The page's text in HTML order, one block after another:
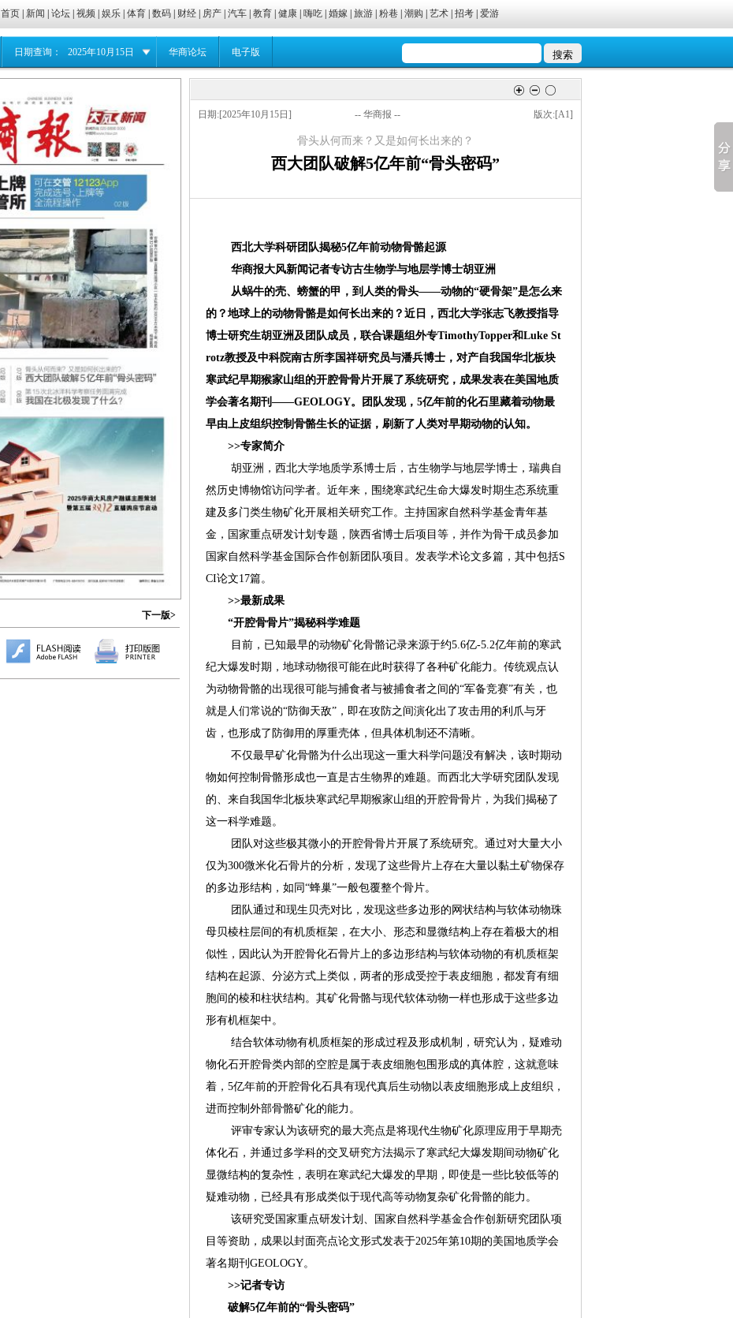
首页| 新闻 论坛| 视频| 娱乐| 体育| 数码| 财经| 房产| 汽车| 教育| 健康| 嗨吃| 婚嫁| 旅游| 粉巷| 潮购 艺术| 招考| 爱游
日期查询： 2025年10月15日 华商论坛 电子版
下一版>
日期:[2025年10月15日] -- 华商报 -- 版次:[A1]
骨头从何而来？又是如何长出来的？
西大团队破解5亿年前“骨头密码”
西北大学科研团队揭秘5亿年前动物骨骼起源
华商报大风新闻记者专访古生物学与地层学博士胡亚洲
从蜗牛的壳、螃蟹的甲，到人类的骨头——动物的“硬骨架”是怎么来
的？地球上的动物骨骼是如何长出来的？近日，西北大学张志飞教授指导
博士研究生胡亚洲及团队成员，联合课题组外专TimothyTopper和Luke St
rotz教授及中科院南古所李国祥研究员与潘兵博士，对产自我国华北板块
寒武纪早期猴家山组的开腔骨骨片开展了系统研究，成果发表在美国地质
学会著名期刊——GEOLOGY。团队发现，5亿年前的化石里藏着动物最
早由上皮组织控制骨骼生长的证据，刷新了人类对早期动物的认知。
>>专家简介
胡亚洲，西北大学地质学系博士后，古生物学与地层学博士，瑞典自
然历史博物馆访问学者。近年来，围绕寒武纪生命大爆发时期生态系统重
建及多门类生物矿化开展相关研究工作。主持国家自然科学基金青年基
金，国家重点研发计划专题，陕西省博士后项目等，并作为骨干成员参加
国家自然科学基金国际合作创新团队项目。发表学术论文多篇，其中包括S
CI论文17篇。
>>最新成果
“开腔骨骨片”揭秘科学难题
目前，已知最早的动物矿化骨骼记录来源于约5.6亿-5.2亿年前的寒武
纪大爆发时期，地球动物很可能在此时获得了各种矿化能力。传统观点认
为动物骨骼的出现很可能与捕食者与被捕食者之间的“军备竞赛”有关，也
就是人们常说的“防御天敌”，即在攻防之间演化出了攻击用的利爪与牙
齿，也形成了防御用的厚重壳体，但具体机制还不清晰。
不仅最早矿化骨骼为什么出现这一重大科学问题没有解决，该时期动
物如何控制骨骼形成也一直是古生物界的难题。而西北大学研究团队发现
的、来自我国华北板块寒武纪早期猴家山组的开腔骨骨片，为我们揭秘了
这一科学难题。
团队对这些极其微小的开腔骨骨片开展了系统研究。通过对大量大小
仅为300微米化石骨片的分析，发现了这些骨片上存在大量以黏土矿物保存
的多边形结构，如同“蜂巢”一般包覆整个骨片。
团队通过和现生贝壳对比，发现这些多边形的网状结构与软体动物珠
母贝棱柱层间的有机质框架，在大小、形态和显微结构上存在着极大的相
似性，因此认为开腔骨化石骨片上的多边形结构与软体动物的有机质框架
结构在起源、分泌方式上类似，两者的形成受控于表皮细胞，都发育有细
胞间的棱和柱状结构。其矿化骨骼与现代软体动物一样也形成于这些多边
形有机框架中。
结合软体动物有机质框架的形成过程及形成机制，研究认为，疑难动
物化石开腔骨类内部的空腔是属于表皮细胞包围形成的真体腔，这就意味
着，5亿年前的开腔骨化石具有现代真后生动物以表皮细胞形成上皮组织，
进而控制外部骨骼矿化的能力。
评审专家认为该研究的最大亮点是将现代生物矿化原理应用于早期壳
体化石，并通过多学科的交叉研究方法揭示了寒武纪大爆发期间动物矿化
显微结构的复杂性，表明在寒武纪大爆发的早期，即使是一些比较低等的
疑难动物，已经具有形成类似于现代高等动物复杂矿化骨骼的能力。
该研究受国家重点研发计划、国家自然科学基金合作创新研究团队项
目等资助，成果以封面亮点论文形式发表于2025年第10期的美国地质学会
著名期刊GEOLOGY。
>>记者专访
破解5亿年前的“骨头密码”